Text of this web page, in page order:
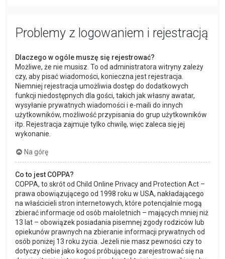
Problemy z logowaniem i rejestracją
Dlaczego w ogóle muszę się rejestrować?
Możliwe, że nie musisz. To od administratora witryny zależy
czy, aby pisać wiadomości, konieczna jest rejestracja.
Niemniej rejestracja umożliwia dostęp do dodatkowych
funkcji niedostępnych dla gości, takich jak własny awatar,
wysyłanie prywatnych wiadomości i e-maili do innych
użytkowników, możliwość przypisania do grup użytkowników
itp. Rejestracja zajmuje tylko chwilę, więc zaleca się jej
wykonanie.
Na górę
Co to jest COPPA?
COPPA, to skrót od Child Online Privacy and Protection Act –
prawa obowiązującego od 1998 roku w USA, nakładającego
na właścicieli stron internetowych, które potencjalnie mogą
zbierać informacje od osób małoletnich – mających mniej niż
13 lat – obowiązek posiadania pisemnej zgody rodziców lub
opiekunów prawnych na zbieranie informacji prywatnych od
osób poniżej 13 roku życia. Jeżeli nie masz pewności czy to
dotyczy ciebie jako kogoś próbującego zarejestrować się na